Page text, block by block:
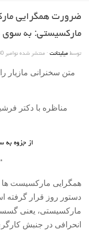
صدای مارکسیستهای انقلابی
آرشیو مارکسیست ها در
بین المللی
بحران امپریالیسم
مسائل اقتصادی
آمریکای لاتین
کارگران
اقتصادی
ادبی
ضرورت همگرایی
مارکسیستی: به سوی
توسط میلیتانت · منتشر شده نوامبر 30, 2013
متن سخنرانی مازیار
مناظره با دکتر
از جزوه به
همگرایی مارکسیست
دستور روز قرار گرفته
مارکسیستی، یعنی
انحرافی در جنبش